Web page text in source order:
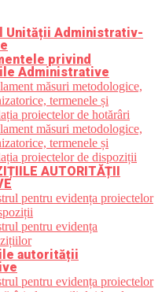
Unității Administrativ-
privind
Administrative
măsuri metodologice,
termenele și
proiectelor de hotărâri
măsuri metodologice,
termenele și
proiectelor de dispoziții
AUTORITĂȚII
pentru evidența proiectelor
pentru evidența
autorității
pentru evidența proiectelor